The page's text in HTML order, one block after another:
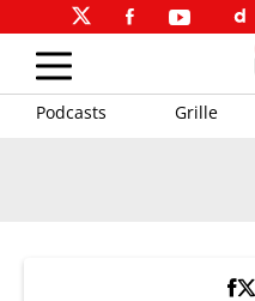
Podcasts Grille